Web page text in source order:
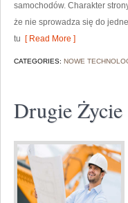
samochodów. Charakter
że nie sprowadza się do
tu [ Read More ]
CATEGORIES: NOWE
Drugie Życie